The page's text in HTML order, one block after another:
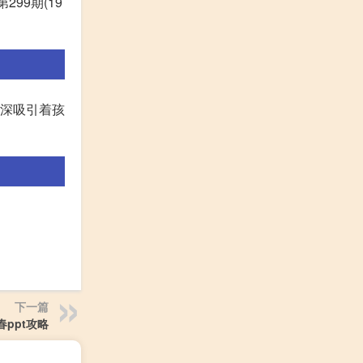
吸引着孩
下一篇
ppt攻略